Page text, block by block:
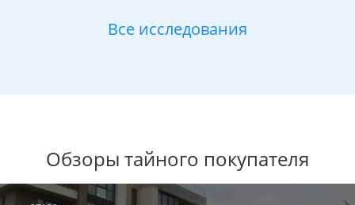
Все исследования
Обзоры тайного покупателя